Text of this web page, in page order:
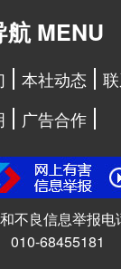
航 MENU
本社动态
广告合作
不良信息举报电
010-68455181